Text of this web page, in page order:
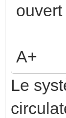
ouvert
A+
Le